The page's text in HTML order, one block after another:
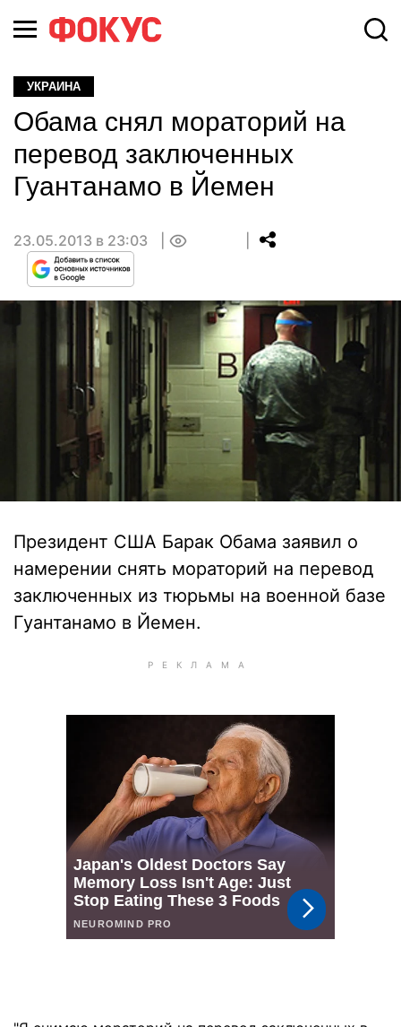
УКРАИНА
Обама снял мораторий на
перевод заключенных
Гуантанамо в Йемен
23.05.2013 в 23:03
Президент США Барак Обама заявил о
намерении снять мораторий на перевод
заключенных из тюрьмы на военной базе
Гуантанамо в Йемен.